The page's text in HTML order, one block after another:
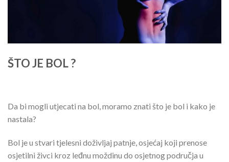
ŠTO JE BOL ?
Da bi mogli utjecati na bol, moramo znati što je bol i kako je
nastala?
Bol je u stvari tjelesni doživljaj patnje, osjećaj koji prenose
osjetilni živci kroz leđnu moždinu do osjetnog područja u